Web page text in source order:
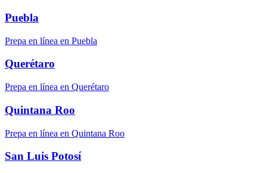
Puebla
Prepa en línea en Puebla
Querétaro
Prepa en línea en Querétaro
Quintana Roo
Prepa en línea en Quintana Roo
San Luis Potosí